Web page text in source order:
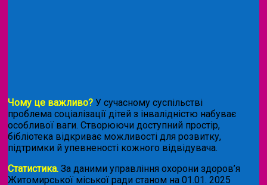
Чому це важливо? У сучасному суспільстві
проблема соціалізації дітей з інвалідністю набуває
особливої ваги. Створюючи доступний простір,
бібліотека відкриває можливості для розвитку,
підтримки й упевненості кожного відвідувача.
Статистика. За даними управління охорони здоров’я
Житомирської міської ради станом на 01.01. 2025